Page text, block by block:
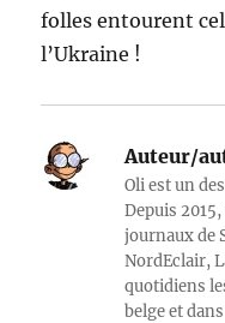
folles entourent
l’Ukraine !
Auteur/
Oli est un
Depuis
journaux de
NordEclair,
quotidiens
belge et